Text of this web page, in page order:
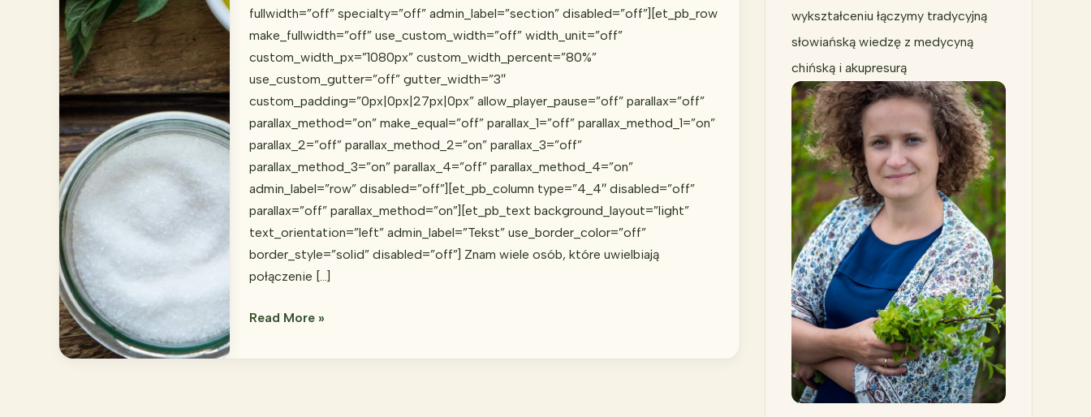
fullwidth=”off” specialty=”off” admin_label=”section” disabled=”off”][et_pb_row
make_fullwidth=”off” use_custom_width=”off” width_unit=”off”
custom_width_px=”1080px” custom_width_percent=”80%”
use_custom_gutter=”off” gutter_width=”3″
custom_padding=”0px|0px|27px|0px” allow_player_pause=”off” parallax=”off”
parallax_method=”on” make_equal=”off” parallax_1=”off” parallax_method_1=”on”
parallax_2=”off” parallax_method_2=”on” parallax_3=”off”
parallax_method_3=”on” parallax_4=”off” parallax_method_4=”on”
admin_label=”row” disabled=”off”][et_pb_column type=”4_4″ disabled=”off”
parallax=”off” parallax_method=”on”][et_pb_text background_layout=”light”
text_orientation=”left” admin_label=”Tekst” use_border_color=”off”
border_style=”solid” disabled=”off”] Znam wiele osób, które uwielbiają
połączenie […]
Peeling
Read More »
wykształceniu łączymy tradycyjną
słowiańską wiedzę z medycyną
chińską i akupresurą